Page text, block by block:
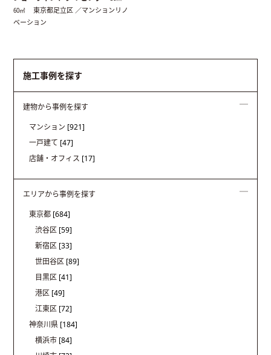
60㎡
東京都足立区 ／マンションリノ
ベーション
施工事例を探す
建物から事例を探す
マンション [921]
一戸建て [47]
店舗・オフィス [17]
エリアから事例を探す
東京都 [684]
渋谷区 [59]
新宿区 [33]
世田谷区 [89]
目黒区 [41]
港区 [49]
江東区 [72]
神奈川県 [184]
横浜市 [84]